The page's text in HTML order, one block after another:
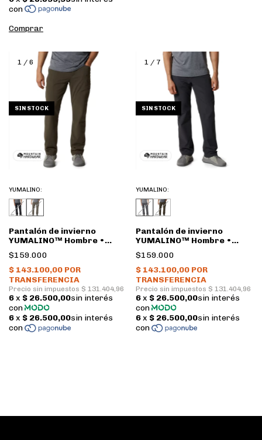
Comprar
1 / 6
SIN STOCK
YUMALINO:
Pantalón de invierno
YUMALINO™ Hombre •
Ridgeline • Mountain
Hardwear
$159.000
1 / 7
SIN STOCK
YUMALINO:
Pantalón de invierno
YUMALINO™ Hombre •
Dark Storm • Mountain
Hardwear
$159.000